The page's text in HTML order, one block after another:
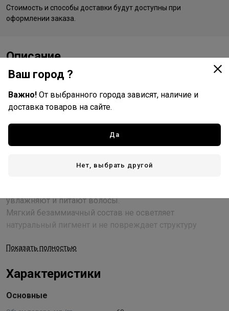
Стоимость и способы доставки будут доступны при
оформлении заказа.
Описание
Полуперманентный жидкий краситель для волос
«URBAN» Kapous
Жидкий полуперманентный краситель для
окрашивания, тонирования волос и придания им
блеска.
каштана содержит протеины, жирные кислоты и
увлажняют и питают волосы.
Мягкий безаммиачный состав не осветляет
натуральный пигмент и не повреждает структуру
Предупреждение: Средства для окрашивания волос могут
вызывать серьёзные аллергические реакции. Строго
Показать полностью
Характеристики
Основные
Ваш город ?
Важно! От выбранного города зависят, наличие и
доставка товаров на сайте.
Да
Нет, выбрать другой